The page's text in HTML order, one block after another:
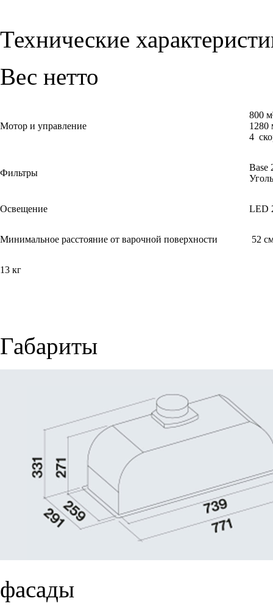
Технические
Вес нетто
Мотор и управление
800 м³/ч
1280 м³/ч
4
Фильтры
Base
Угольный
Освещение LED
Минимальное расстояние от варочной поверхности 52
13 кг
Габариты
фасады